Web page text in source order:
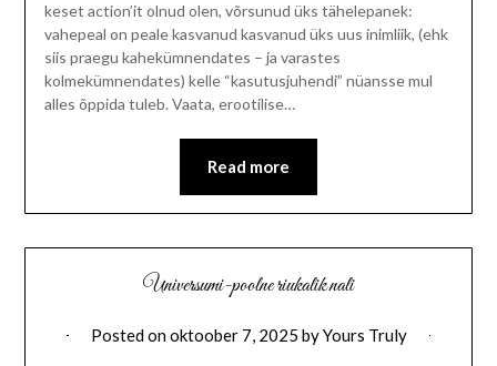
keset action’it olnud olen, võrsunud üks tähelepanek:
vahepeal on peale kasvanud kasvanud üks uus inimliik, (ehk
siis praegu kahekümnendates – ja varastes
kolmekümnendates) kelle “kasutusjuhendi” nüansse mul
alles õppida tuleb. Vaata, erootilise…
Read more
Universumi-poolne riukalik nali
Posted onoktoober 7, 2025 byYours Truly